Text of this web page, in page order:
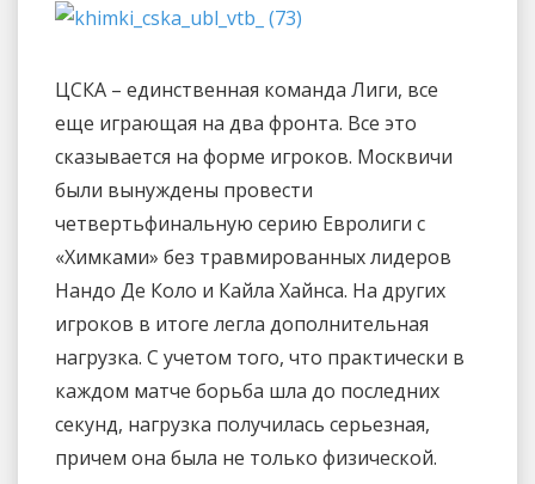
ЦСКА – единственная команда Лиги, все
еще играющая на два фронта. Все это
сказывается на форме игроков. Москвичи
были вынуждены провести
четвертьфинальную серию Евролиги с
«Химками» без травмированных лидеров
Нандо Де Коло и Кайла Хайнса. На других
игроков в итоге легла дополнительная
нагрузка. С учетом того, что практически в
каждом матче борьба шла до последних
секунд, нагрузка получилась серьезная,
причем она была не только физической.